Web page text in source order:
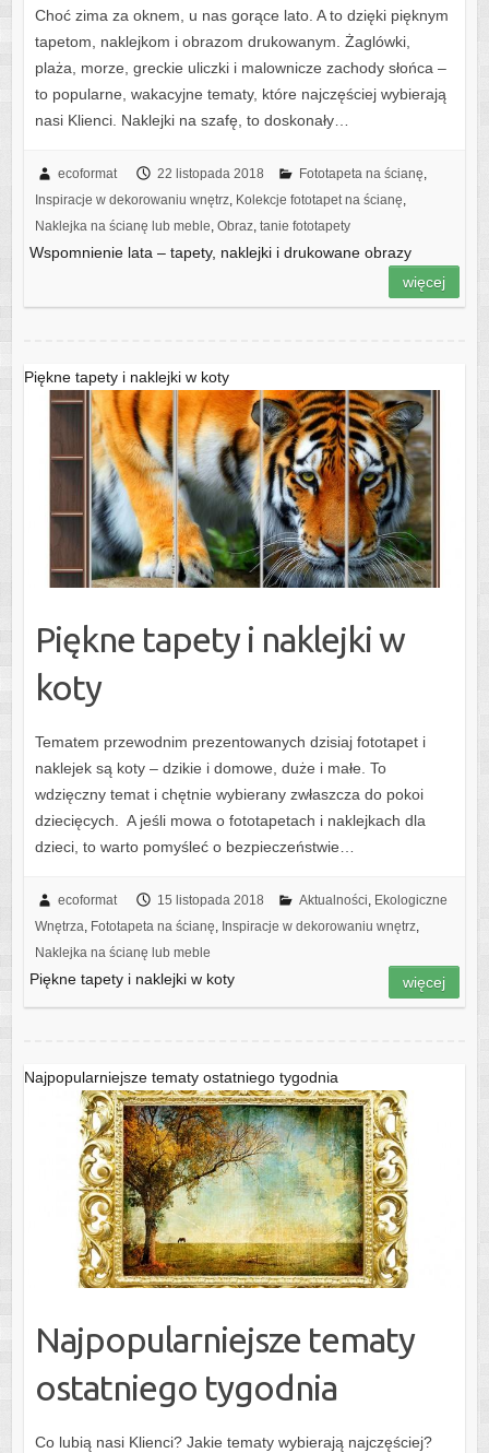
Choć zima za oknem, u nas gorące lato. A to dzięki pięknym
tapetom, naklejkom i obrazom drukowanym. Żaglówki,
plaża, morze, greckie uliczki i malownicze zachody słońca –
to popularne, wakacyjne tematy, które najczęściej wybierają
nasi Klienci. Naklejki na szafę, to doskonały…
ecoformat 22 listopada 2018 Fototapeta na ścianę,
Inspiracje w dekorowaniu wnętrz, Kolekcje fototapet na ścianę,
Naklejka na ścianę lub meble, Obraz, tanie fototapety
Wspomnienie lata – tapety, naklejki i drukowane obrazy
więcej
Piękne tapety i naklejki w koty
Piękne tapety i naklejki w
koty
Tematem przewodnim prezentowanych dzisiaj fototapet i
naklejek są koty – dzikie i domowe, duże i małe. To
wdzięczny temat i chętnie wybierany zwłaszcza do pokoi
dziecięcych. A jeśli mowa o fototapetach i naklejkach dla
dzieci, to warto pomyśleć o bezpieczeństwie…
ecoformat 15 listopada 2018 Aktualności, Ekologiczne
Wnętrza, Fototapeta na ścianę, Inspiracje w dekorowaniu wnętrz,
Naklejka na ścianę lub meble
Piękne tapety i naklejki w koty więcej
Najpopularniejsze tematy ostatniego tygodnia
Najpopularniejsze tematy
ostatniego tygodnia
Co lubią nasi Klienci? Jakie tematy wybierają najczęściej?